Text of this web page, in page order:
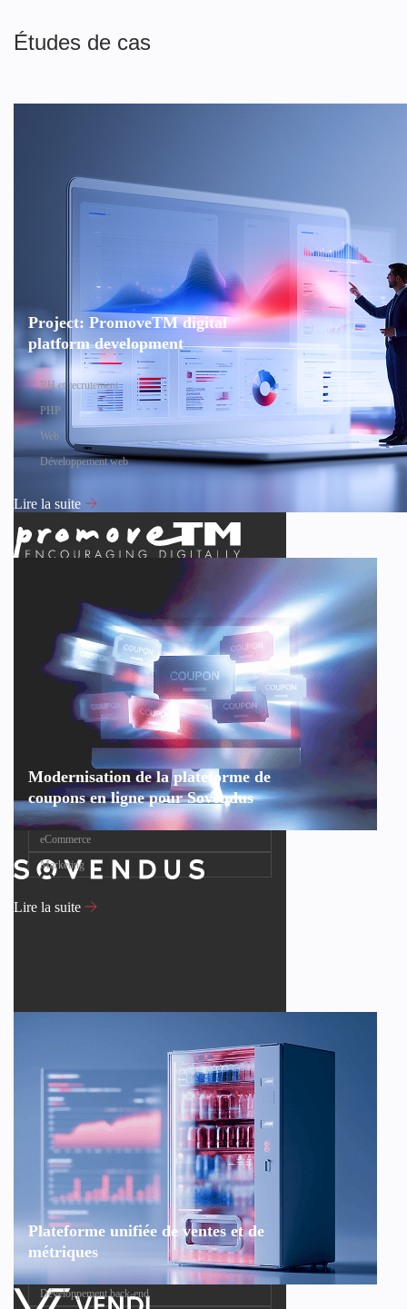
Études de cas
Project: PromoveTM digital
platform development
RH et recrutement
PHP
Web
Développement web
Lire la suite
Modernisation de la plateforme de
coupons en ligne pour Sovendus
eCommerce
Marketing
Lire la suite
Plateforme unifiée de ventes et de
métriques
Développement back-end